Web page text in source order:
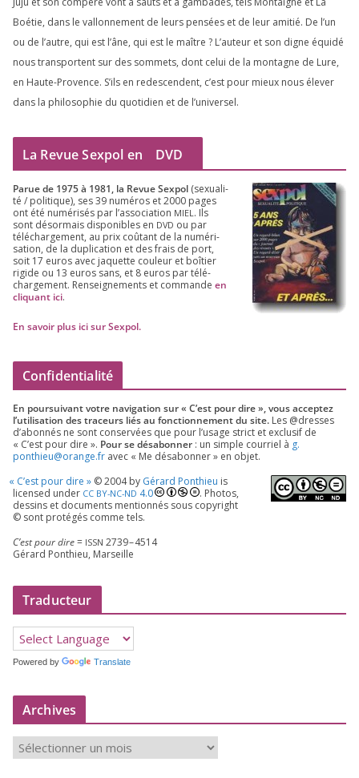
Boétie, dans le val­lon­ne­ment de leurs pen­sées et de leur ami­tié. De l’un
ou de l’autre, qui est l’âne, qui est le maître ? L’auteur et son digne équi­dé
nous trans­portent sur des som­mets, dont celui de la mon­tagne de Lure,
en Haute-Provence. S’ils en redes­cendent, c’est pour mieux nous éle­ver
dans la phi­lo­so­phie du quo­ti­dien et de l’universel.
La Revue Sexpol en DVD
Parue de 1975à 1981, la Revue Sex­pol (sexua­li­
té /​ poli­tique), ses39 numé­ros et2000 pages
ont été numé­ri­sés par l’as­so­cia­tion MIEL. Ils
sont désor­mais dis­po­nibles en DVD ou par
télé­char­ge­ment, au prix coû­tant de la numé­ri­
sa­tion, de la dupli­ca­tion et des frais de port,
soit 17 euros avec jaquette cou­leur et boî­tier
rigide ou 13 euros sans, et 8 euros par télé­
char­ge­ment. Ren­sei­gne­ments et com­mande en
cli­quant ici.
En savoir plus ici sur Sexpol.
Confidentialité
En pour­sui­vant votre navi­ga­tion sur « C’est pour dire », vous accep­tez
l’utilisation des tra­ceurs liés au fonc­tion­ne­ment du site. Les @dresses
d’a­bon­nés ne sont conser­vées que pour l’u­sage strict et exclu­sif de
« C’est pour dire ». Pour se désa­bon­ner : un simple cour­riel à g.​
ponthieu@​orange.​fr avec « Me désa­bon­ner » en objet.
« C’est pour dire » ©2004by Gérard Ponthieu is
licen­sed under CC BY-NC-ND 4.0
. Photos,
des­sins et docu­ments men­tion­nés sous copy­right
© sont pro­té­gés comme tels.
C’est pour dire= ISSN 2739–4514
Gérard Ponthieu, Marseille
Traducteur
Powered by Translate
Archives